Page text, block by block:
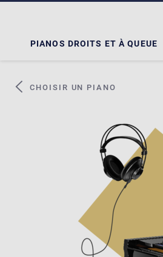
PIANOS DROITS ET À QUEUE
CHOISIR UN PIANO